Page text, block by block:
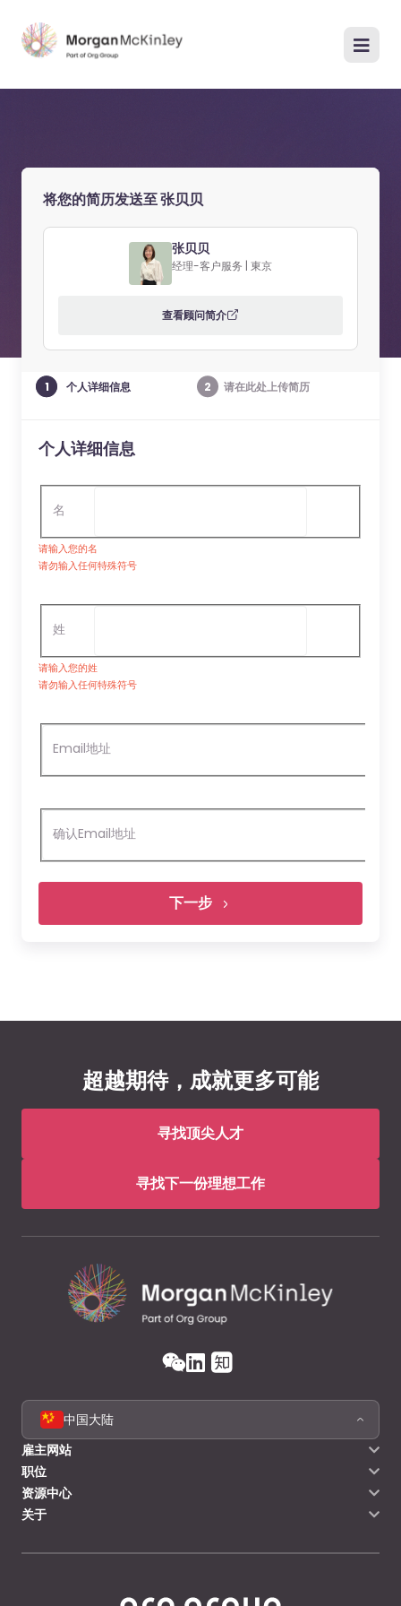
将您的简历发送至 张贝贝
张贝贝
经理-客户服务 | 東京
查看顾问简介
1 个人详细信息 2 请在此处上传简历
个人详细信息
名
请输入您的名
请勿输入任何特殊符号
姓
请输入您的姓
请勿输入任何特殊符号
Email地址
确认Email地址
下一步
文件必须小于5 MB
可使用的文件类型:pdf, docx, doc
Morgan McKinley将按照合法、正当、必要、真诚、透明和公
开的原则处理您的个人信息。在您自愿更多
选人个人信息。
在提交信息前请确认我们的隐私授权条款
我同意必要时在中华人民共和国境外处理我
在提交信息前请确认我们的隐私授权条款
我同意与受托人共享我的个人信息，受托人
他们有合法目的访问我的个人信息。第三方类别和
披露清单请
在提交信息前请确认我们的隐私授权条款
行处理。 此类敏感个人信息
超越期待，成就更多可能
寻找顶尖人才
寻找下一份理想工作
中国大陆
雇主网站
职位
资源中心
关于